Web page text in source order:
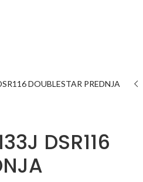
DOUBLESTAR PREDNJA
DSR116